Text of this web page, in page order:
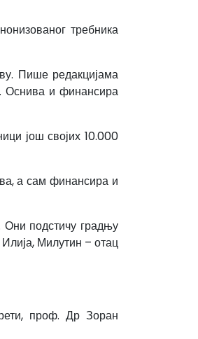
требника
Пише редакцијама
Оснива и финансира
још својих 10.000
а сам финансира и
Они подстичу градњу
Милутин – отац
проф. Др Зоран